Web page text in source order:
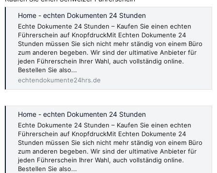
Home - echten Dokumenten 24 Stunden
Echte Dokumente 24 Stunden – Kaufen Sie einen echten
Führerschein auf KnopfdruckMit Echten Dokumente 24
Stunden müssen Sie sich nicht mehr ständig von einem Büro
zum anderen begeben. Wir sind der ultimative Anbieter für
jeden Führerschein Ihrer Wahl, auch vollständig online.
Bestellen Sie also...
echtendokumente24hrs.de
Home - echten Dokumenten 24 Stunden
Echte Dokumente 24 Stunden – Kaufen Sie einen echten
Führerschein auf KnopfdruckMit Echten Dokumente 24
Stunden müssen Sie sich nicht mehr ständig von einem Büro
zum anderen begeben. Wir sind der ultimative Anbieter für
jeden Führerschein Ihrer Wahl, auch vollständig online.
Bestellen Sie also...